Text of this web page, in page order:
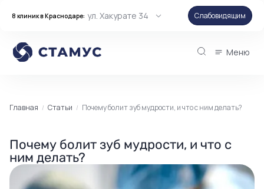
8 клиник в Краснодаре: ул. Хакурате 34 Слабовидящим
Меню
Главная Статьи Почему болит зуб мудрости, и что с ним делать?
Почему болит зуб мудрости, и что с
ним делать?